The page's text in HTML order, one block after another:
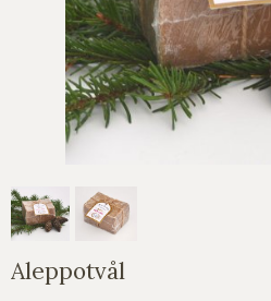
Aleppotvål